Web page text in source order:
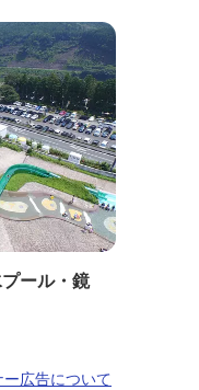
ール・鏡
ー広告について